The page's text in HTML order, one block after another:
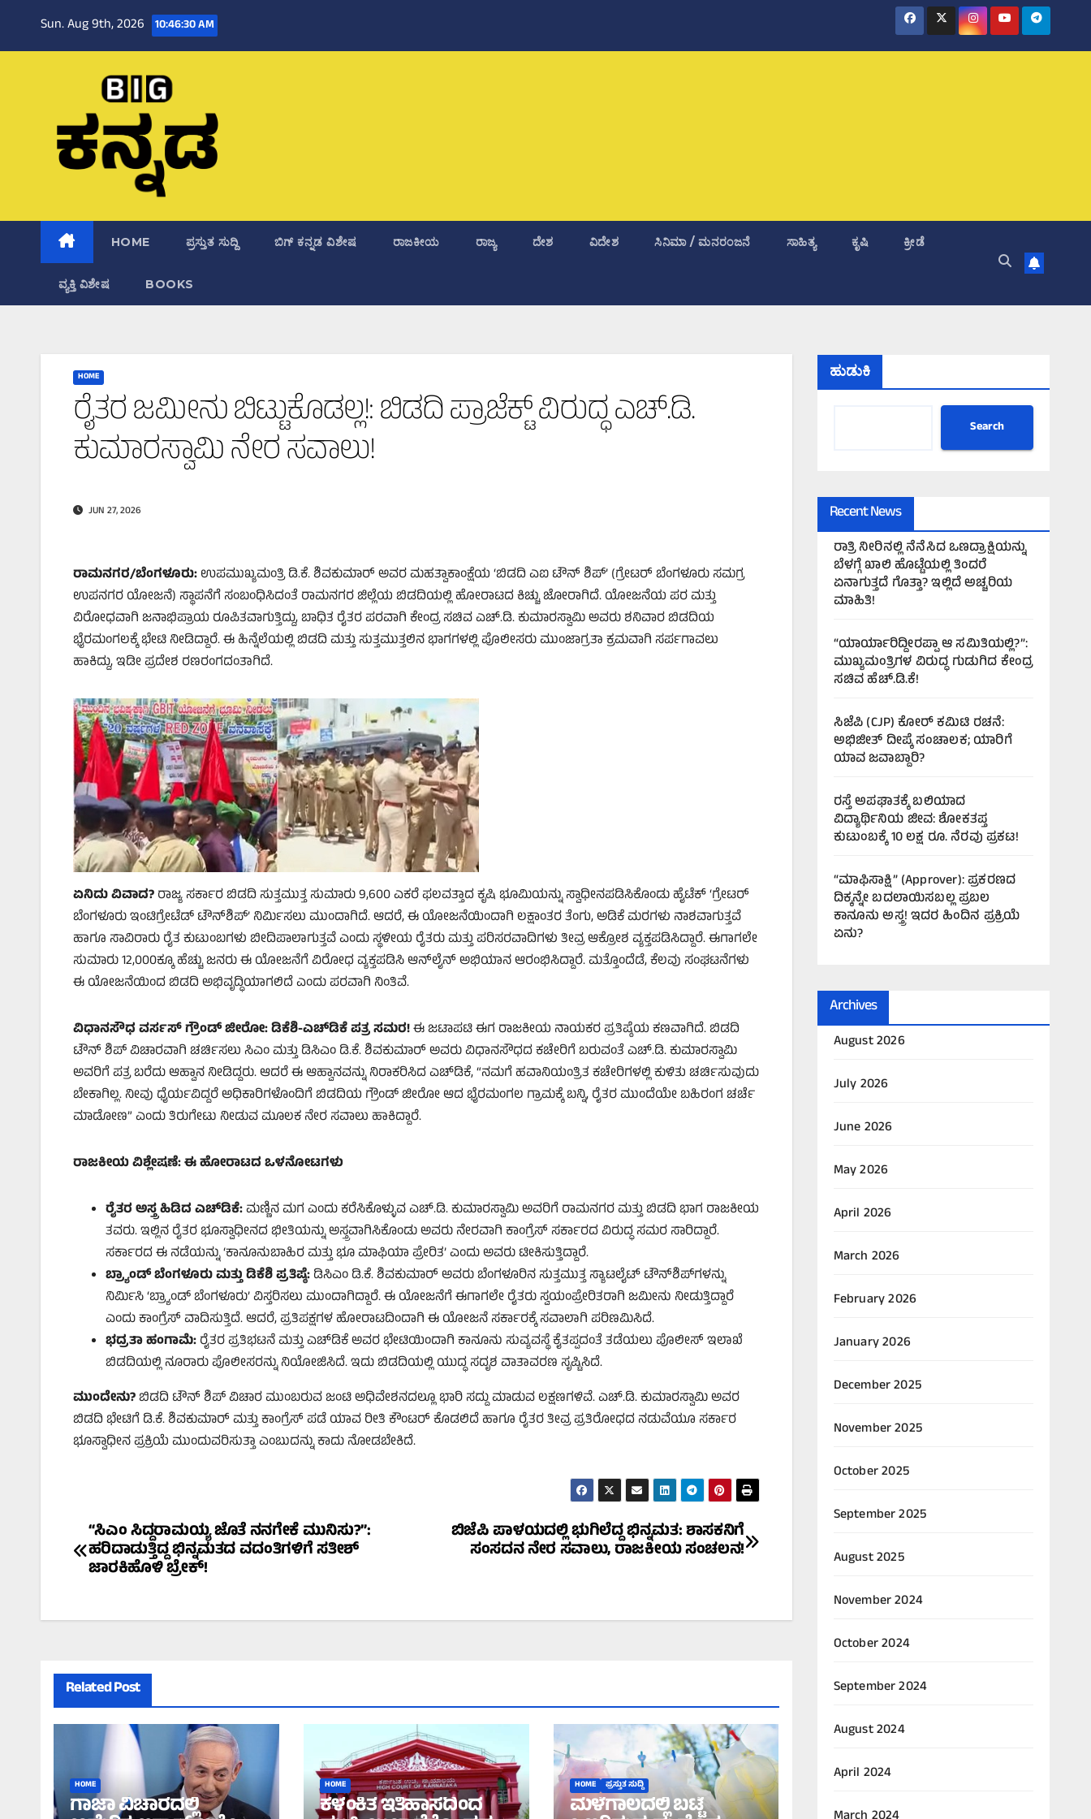
Sun. Aug 9th, 2026 10:46:31 AM
HOME ಪ್ರಸ್ತುತ ಸುದ್ದಿ ಬಿಗ್‌ ಕನ್ನಡ ವಿಶೇಷ ರಾಜಕೀಯ ರಾಜ್ಯ ದೇಶ ವಿದೇಶ ಸಿನಿಮಾ / ಮನರಂಜನೆ ಸಾಹಿತ್ಯ ಕೃಷಿ ಕ್ರೀಡೆ
ವ್ಯಕ್ತಿ ವಿಶೇಷ BOOKS
HOME
ರೈತರ ಜಮೀನು ಬಿಟ್ಟುಕೊಡಲ್ಲ!: ಬಿಡದಿ ಪ್ರಾಜೆಕ್ಟ್ ವಿರುದ್ಧ ಎಚ್.ಡಿ.
ಕುಮಾರಸ್ವಾಮಿ ನೇರ ಸವಾಲು!
JUN 27, 2026
ರಾಮನಗರ/ಬೆಂಗಳೂರು:ಉಪಮುಖ್ಯಮಂತ್ರಿ ಡಿ.ಕೆ. ಶಿವಕುಮಾರ್ ಅವರ ಮಹತ್ವಾಕಾಂಕ್ಷೆಯ ‘ಬಿಡದಿ ಎಐ ಟೌನ್ ಶಿಪ್’ (ಗ್ರೇಟರ್ ಬೆಂಗಳೂರು ಸಮಗ್ರ
ಉಪನಗರ ಯೋಜನೆ) ಸ್ಥಾಪನೆಗೆ ಸಂಬಂಧಿಸಿದಂತೆ ರಾಮನಗರ ಜಿಲ್ಲೆಯ ಬಿಡದಿಯಲ್ಲಿ ಹೋರಾಟದ ಕಿಚ್ಚು ಜೋರಾಗಿದೆ. ಯೋಜನೆಯ ಪರ ಮತ್ತು
ವಿರೋಧವಾಗಿ ಜನಾಭಿಪ್ರಾಯ ರೂಪಿತವಾಗುತ್ತಿದ್ದು, ಬಾಧಿತ ರೈತರ ಪರವಾಗಿ ಕೇಂದ್ರ ಸಚಿವ ಎಚ್.ಡಿ. ಕುಮಾರಸ್ವಾಮಿ ಅವರು ಶನಿವಾರ ಬಿಡದಿಯ
ಭೈರಮಂಗಲಕ್ಕೆ ಭೇಟಿ ನೀಡಿದ್ದಾರೆ. ಈ ಹಿನ್ನೆಲೆಯಲ್ಲಿ ಬಿಡದಿ ಮತ್ತು ಸುತ್ತಮುತ್ತಲಿನ ಭಾಗಗಳಲ್ಲಿ ಪೊಲೀಸರು ಮುಂಜಾಗ್ರತಾ ಕ್ರಮವಾಗಿ ಸರ್ಪಗಾವಲು
ಹಾಕಿದ್ದು, ಇಡೀ ಪ್ರದೇಶ ರಣರಂಗದಂತಾಗಿದೆ.
ಏನಿದು ವಿವಾದ?ರಾಜ್ಯ ಸರ್ಕಾರ ಬಿಡದಿ ಸುತ್ತಮುತ್ತ ಸುಮಾರು 9,600 ಎಕರೆ ಫಲವತ್ತಾದ ಕೃಷಿ ಭೂಮಿಯನ್ನು ಸ್ವಾಧೀನಪಡಿಸಿಕೊಂಡು ಹೈಟೆಕ್ ‘ಗ್ರೇಟರ್
ಬೆಂಗಳೂರು ಇಂಟಿಗ್ರೇಟೆಡ್ ಟೌನ್‌ಶಿಪ್’ ನಿರ್ಮಿಸಲು ಮುಂದಾಗಿದೆ. ಆದರೆ, ಈ ಯೋಜನೆಯಿಂದಾಗಿ ಲಕ್ಷಾಂತರ ತೆಂಗು, ಅಡಿಕೆ ಮರಗಳು ನಾಶವಾಗುತ್ತವೆ
ಹಾಗೂ ಸಾವಿರಾರು ರೈತ ಕುಟುಂಬಗಳು ಬೀದಿಪಾಲಾಗುತ್ತವೆ ಎಂದು ಸ್ಥಳೀಯ ರೈತರು ಮತ್ತು ಪರಿಸರವಾದಿಗಳು ತೀವ್ರ ಆಕ್ರೋಶ ವ್ಯಕ್ತಪಡಿಸಿದ್ದಾರೆ. ಈಗಾಗಲೇ
ಸುಮಾರು 12,000ಕ್ಕೂ ಹೆಚ್ಚು ಜನರು ಈ ಯೋಜನೆಗೆ ವಿರೋಧ ವ್ಯಕ್ತಪಡಿಸಿ ಆನ್‌ಲೈನ್ ಅಭಿಯಾನ ಆರಂಭಿಸಿದ್ದಾರೆ. ಮತ್ತೊಂದೆಡೆ, ಕೆಲವು ಸಂಘಟನೆಗಳು
ಈ ಯೋಜನೆಯಿಂದ ಬಿಡದಿ ಅಭಿವೃದ್ಧಿಯಾಗಲಿದೆ ಎಂದು ಪರವಾಗಿ ನಿಂತಿವೆ.
ವಿಧಾನಸೌಧ ವರ್ಸಸ್ ಗ್ರೌಂಡ್ ಜೀರೋ: ಡಿಕೆಶಿ-ಎಚ್‌ಡಿಕೆ ಪತ್ರ ಸಮರ!ಈ ಜಟಾಪಟಿ ಈಗ ರಾಜಕೀಯ ನಾಯಕರ ಪ್ರತಿಷ್ಠೆಯ ಕಣವಾಗಿದೆ. ಬಿಡದಿ
ಟೌನ್ ಶಿಪ್ ವಿಚಾರವಾಗಿ ಚರ್ಚಿಸಲು ಸಿಎಂ ಮತ್ತು ಡಿಸಿಎಂ ಡಿ.ಕೆ. ಶಿವಕುಮಾರ್ ಅವರು ವಿಧಾನಸೌಧದ ಕಚೇರಿಗೆ ಬರುವಂತೆ ಎಚ್.ಡಿ. ಕುಮಾರಸ್ವಾಮಿ
ಅವರಿಗೆ ಪತ್ರ ಬರೆದು ಆಹ್ವಾನ ನೀಡಿದ್ದರು. ಆದರೆ ಈ ಆಹ್ವಾನವನ್ನು ನಿರಾಕರಿಸಿದ ಎಚ್‌ಡಿಕೆ, “ನಮಗೆ ಹವಾನಿಯಂತ್ರಿತ ಕಚೇರಿಗಳಲ್ಲಿ ಕುಳಿತು ಚರ್ಚಿಸುವುದು
ಬೇಕಾಗಿಲ್ಲ. ನೀವು ಧೈರ್ಯವಿದ್ದರೆ ಅಧಿಕಾರಿಗಳೊಂದಿಗೆ ಬಿಡದಿಯ ಗ್ರೌಂಡ್ ಜೀರೋ ಆದ ಭೈರಮಂಗಲ ಗ್ರಾಮಕ್ಕೆ ಬನ್ನಿ, ರೈತರ ಮುಂದೆಯೇ ಬಹಿರಂಗ ಚರ್ಚೆ
ಮಾಡೋಣ” ಎಂದು ತಿರುಗೇಟು ನೀಡುವ ಮೂಲಕ ನೇರ ಸವಾಲು ಹಾಕಿದ್ದಾರೆ.
ರಾಜಕೀಯ ವಿಶ್ಲೇಷಣೆ: ಈ ಹೋರಾಟದ ಒಳನೋಟಗಳು
ರೈತರ ಅಸ್ತ್ರ ಹಿಡಿದ ಎಚ್‌ಡಿಕೆ:ಮಣ್ಣಿನ ಮಗ ಎಂದು ಕರೆಸಿಕೊಳ್ಳುವ ಎಚ್.ಡಿ. ಕುಮಾರಸ್ವಾಮಿ ಅವರಿಗೆ ರಾಮನಗರ ಮತ್ತು ಬಿಡದಿ ಭಾಗ ರಾಜಕೀಯ
ತವರು. ಇಲ್ಲಿನ ರೈತರ ಭೂಸ್ವಾಧೀನದ ಭೀತಿಯನ್ನು ಅಸ್ತ್ರವಾಗಿಸಿಕೊಂಡು ಅವರು ನೇರವಾಗಿ ಕಾಂಗ್ರೆಸ್ ಸರ್ಕಾರದ ವಿರುದ್ಧ ಸಮರ ಸಾರಿದ್ದಾರೆ.
ಸರ್ಕಾರದ ಈ ನಡೆಯನ್ನು ‘ಕಾನೂನುಬಾಹಿರ ಮತ್ತು ಭೂ ಮಾಫಿಯಾ ಪ್ರೇರಿತ’ ಎಂದು ಅವರು ಟೀಕಿಸುತ್ತಿದ್ದಾರೆ.
ಬ್ರ್ಯಾಂಡ್ ಬೆಂಗಳೂರು ಮತ್ತು ಡಿಕೆಶಿ ಪ್ರತಿಷ್ಠೆ:ಡಿಸಿಎಂ ಡಿ.ಕೆ. ಶಿವಕುಮಾರ್ ಅವರು ಬೆಂಗಳೂರಿನ ಸುತ್ತಮುತ್ತ ಸ್ಯಾಟಲೈಟ್ ಟೌನ್‌ಶಿಪ್‌ಗಳನ್ನು
ನಿರ್ಮಿಸಿ ‘ಬ್ರ್ಯಾಂಡ್ ಬೆಂಗಳೂರು’ ವಿಸ್ತರಿಸಲು ಮುಂದಾಗಿದ್ದಾರೆ. ಈ ಯೋಜನೆಗೆ ಈಗಾಗಲೇ ರೈತರು ಸ್ವಯಂಪ್ರೇರಿತರಾಗಿ ಜಮೀನು ನೀಡುತ್ತಿದ್ದಾರೆ
ಎಂದು ಕಾಂಗ್ರೆಸ್ ವಾದಿಸುತ್ತಿದೆ. ಆದರೆ, ಪ್ರತಿಪಕ್ಷಗಳ ಹೋರಾಟದಿಂದಾಗಿ ಈ ಯೋಜನೆ ಸರ್ಕಾರಕ್ಕೆ ಸವಾಲಾಗಿ ಪರಿಣಮಿಸಿದೆ.
ಭದ್ರತಾ ಹಂಗಾಮೆ:ರೈತರ ಪ್ರತಿಭಟನೆ ಮತ್ತು ಎಚ್‌ಡಿಕೆ ಅವರ ಭೇಟಿಯಿಂದಾಗಿ ಕಾನೂನು ಸುವ್ಯವಸ್ಥೆ ಕೈತಪ್ಪದಂತೆ ತಡೆಯಲು ಪೊಲೀಸ್ ಇಲಾಖೆ
ಬಿಡದಿಯಲ್ಲಿ ನೂರಾರು ಪೊಲೀಸರನ್ನು ನಿಯೋಜಿಸಿದೆ. ಇದು ಬಿಡದಿಯಲ್ಲಿ ಯುದ್ಧ ಸದೃಶ ವಾತಾವರಣ ಸೃಷ್ಟಿಸಿದೆ.
ಮುಂದೇನು?ಬಿಡದಿ ಟೌನ್ ಶಿಪ್ ವಿಚಾರ ಮುಂಬರುವ ಜಂಟಿ ಅಧಿವೇಶನದಲ್ಲೂ ಭಾರಿ ಸದ್ದು ಮಾಡುವ ಲಕ್ಷಣಗಳಿವೆ. ಎಚ್.ಡಿ. ಕುಮಾರಸ್ವಾಮಿ ಅವರ
ಬಿಡದಿ ಭೇಟಿಗೆ ಡಿ.ಕೆ. ಶಿವಕುಮಾರ್ ಮತ್ತು ಕಾಂಗ್ರೆಸ್ ಪಡೆ ಯಾವ ರೀತಿ ಕೌಂಟರ್ ಕೊಡಲಿದೆ ಹಾಗೂ ರೈತರ ತೀವ್ರ ಪ್ರತಿರೋಧದ ನಡುವೆಯೂ ಸರ್ಕಾರ
ಭೂಸ್ವಾಧೀನ ಪ್ರಕ್ರಿಯೆ ಮುಂದುವರಿಸುತ್ತಾ ಎಂಬುದನ್ನು ಕಾದು ನೋಡಬೇಕಿದೆ.
Post
navigation
ಬಿಜೆಪಿ ಪಾಳಯದಲ್ಲಿ ಭುಗಿಲೆದ್ದ ಭಿನ್ನಮತ: ಶಾಸಕನಿಗೆ
ಸಂಸದನ ನೇರ ಸವಾಲು, ರಾಜಕೀಯ ಸಂಚಲನ!
“ಸಿಎಂ ಸಿದ್ದರಾಮಯ್ಯ ಜೊತೆ ನನಗೇಕೆ ಮುನಿಸು?”:
ಹರಿದಾಡುತ್ತಿದ್ದ ಭಿನ್ನಮತದ ವದಂತಿಗಳಿಗೆ ಸತೀಶ್
ಜಾರಕಿಹೊಳಿ ಬ್ರೇಕ್!
Related Post
HOME
ಗಾಜಾ ವಿಚಾರದಲ್ಲಿ
HOME
ಕಳಂಕಿತ ಇತಿಹಾಸದಿಂದ
HOME ಪ್ರಸ್ತುತ ಸುದ್ದಿ
ಮಳೆಗಾಲದಲ್ಲಿ ಬಟ್ಟೆ
ಹುಡುಕಿ
Search
Recent News
ರಾತ್ರಿ ನೀರಿನಲ್ಲಿ ನೆನೆಸಿದ ಒಣದ್ರಾಕ್ಷಿಯನ್ನು
ಬೆಳಗ್ಗೆ ಖಾಲಿ ಹೊಟ್ಟೆಯಲ್ಲಿ ತಿಂದರೆ
ಏನಾಗುತ್ತದೆ ಗೊತ್ತಾ? ಇಲ್ಲಿದೆ ಅಚ್ಚರಿಯ
ಮಾಹಿತಿ!
“ಯಾರ್ಯಾರಿದ್ದೀರಪ್ಪಾ ಆ ಸಮಿತಿಯಲ್ಲಿ?”:
ಮುಖ್ಯಮಂತ್ರಿಗಳ ವಿರುದ್ಧ ಗುಡುಗಿದ ಕೇಂದ್ರ
ಸಚಿವ ಹೆಚ್.ಡಿ.ಕೆ!
ಸಿಜೆಪಿ (CJP) ಕೋರ್ ಕಮಿಟಿ ರಚನೆ:
ಅಭಿಜೀತ್ ದೀಪ್ಕೆ ಸಂಚಾಲಕ; ಯಾರಿಗೆ
ಯಾವ ಜವಾಬ್ದಾರಿ?
ರಸ್ತೆ ಅಪಘಾತಕ್ಕೆ ಬಲಿಯಾದ
ವಿದ್ಯಾರ್ಥಿನಿಯ ಜೀವ: ಶೋಕತಪ್ತ
ಕುಟುಂಬಕ್ಕೆ 10 ಲಕ್ಷ ರೂ. ನೆರವು ಪ್ರಕಟ!
“ಮಾಫಿಸಾಕ್ಷಿ” (Approver): ಪ್ರಕರಣದ
ದಿಕ್ಕನ್ನೇ ಬದಲಾಯಿಸಬಲ್ಲ ಪ್ರಬಲ
ಕಾನೂನು ಅಸ್ತ್ರ! ಇದರ ಹಿಂದಿನ ಪ್ರಕ್ರಿಯೆ
ಏನು?
Archives
August 2026
July 2026
June 2026
May 2026
April 2026
March 2026
February 2026
January 2026
December 2025
November 2025
October 2025
September 2025
August 2025
November 2024
October 2024
September 2024
August 2024
April 2024